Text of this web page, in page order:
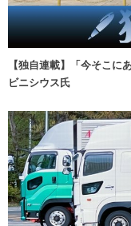
【独自連載】「今そこ
ビニシウス氏